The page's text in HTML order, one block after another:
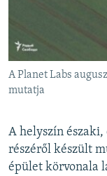
A Planet Labs
mutatja
A helyszín
részéről készült
épület körvonala